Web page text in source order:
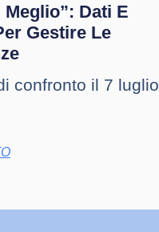
Meglio”: Dati E
Gestire Le
confronto il 7 luglio